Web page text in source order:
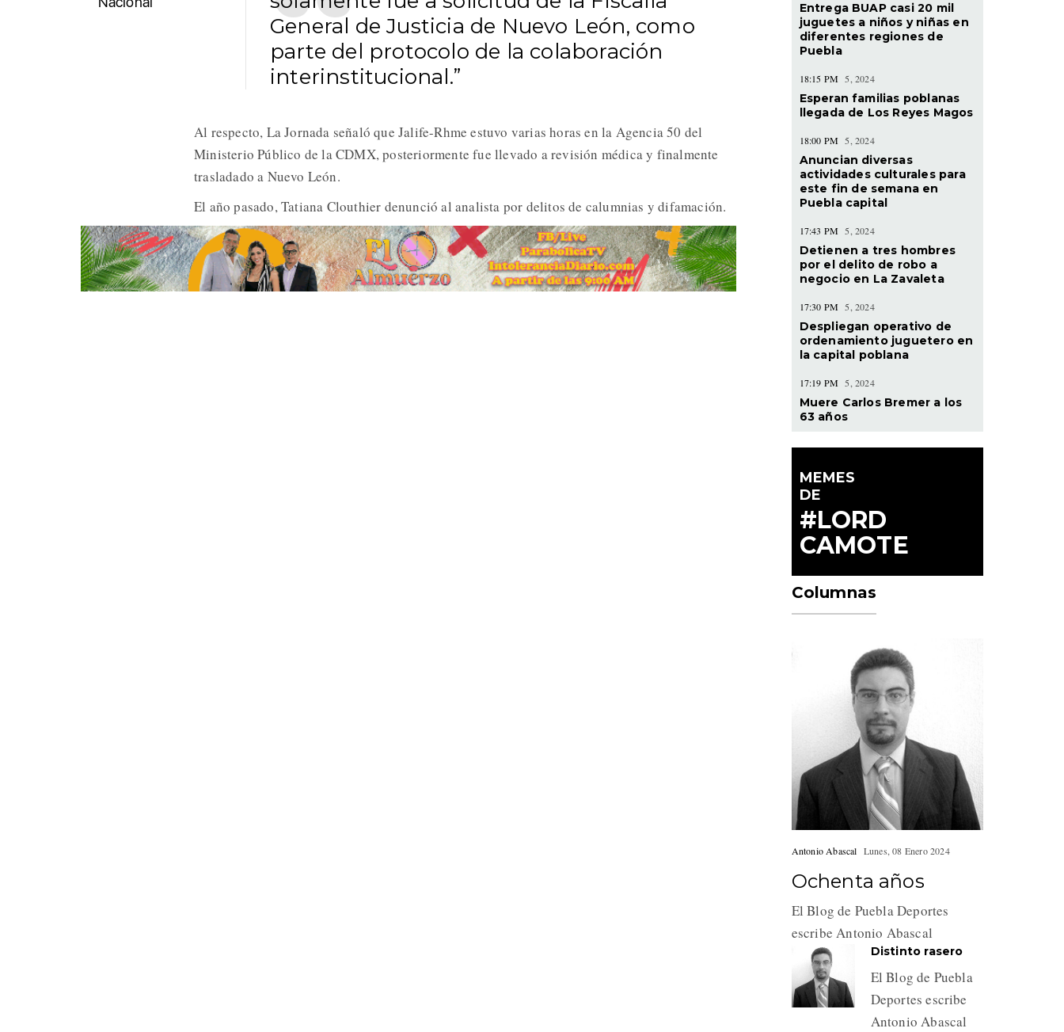
General de Justicia de Nuevo León, como
parte del protocolo de la colaboración
interinstitucional.”
Al respecto, La Jornada señaló que Jalife-Rhme estuvo varias horas en la Agencia 50 del
Ministerio Público de la CDMX, posteriormente fue llevado a revisión médica y finalmente
trasladado a Nuevo León.
El año pasado, Tatiana Clouthier denunció al analista por delitos de calumnias y difamación.
Entrega BUAP casi 20 mil
juguetes a niños y niñas en
diferentes regiones de
Puebla
18:15 PM 5, 2024
Esperan familias poblanas
llegada de Los Reyes Magos
18:00 PM 5, 2024
Anuncian diversas
actividades culturales para
este fin de semana en
Puebla capital
17:43 PM 5, 2024
Detienen a tres hombres
por el delito de robo a
negocio en La Zavaleta
17:30 PM 5, 2024
Despliegan operativo de
ordenamiento juguetero en
la capital poblana
17:19 PM 5, 2024
Muere Carlos Bremer a los
63 años
MEMES
DE
#LORD
CAMOTE
Columnas
Antonio Abascal Lunes, 08 Enero 2024
Ochenta años
El Blog de Puebla Deportes
escribe Antonio Abascal
Distinto rasero
El Blog de Puebla
Deportes escribe
Antonio Abascal